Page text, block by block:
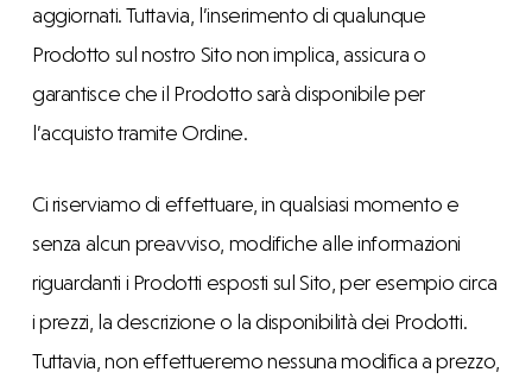
aggiornati. Tuttavia, l’inserimento di qualunque
Prodotto sul nostro Sito non implica, assicura o
garantisce che il Prodotto sarà disponibile per
l’acquisto tramite Ordine.
Ci riserviamo di effettuare, in qualsiasi momento e
senza alcun preavviso, modifiche alle informazioni
riguardanti i Prodotti esposti sul Sito, per esempio circa
i prezzi, la descrizione o la disponibilità dei Prodotti.
Tuttavia, non effettueremo nessuna modifica a prezzo,